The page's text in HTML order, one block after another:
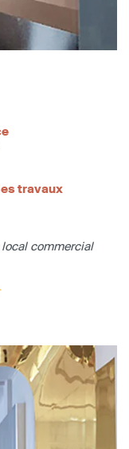
travaux
commercial